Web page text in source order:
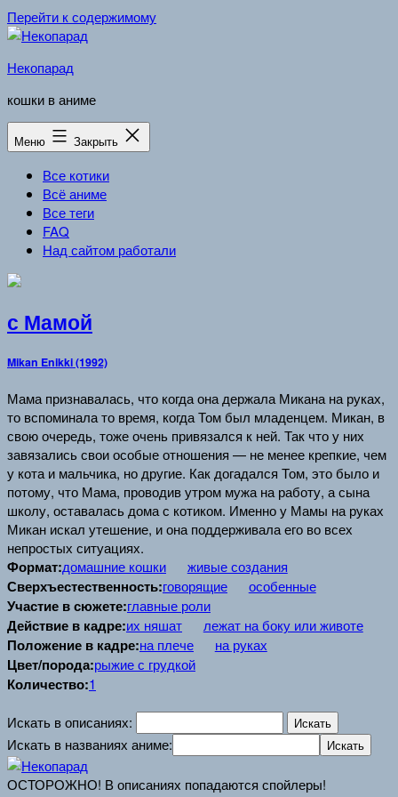
Перейти к содержимому
Некопарад
кошки в аниме
Меню Закрыть
Все котики
Всё аниме
Все теги
FAQ
Над сайтом работали
с Мамой
Mikan Enikki (1992)
Мама признавалась, что когда она держала Микана на руках,
то вспоминала то время, когда Том был младенцем. Микан, в
свою очередь, тоже очень привязался к ней. Так что у них
завязались свои особые отношения — не менее крепкие, чем
у кота и мальчика, но другие. Как догадался Том, это было и
потому, что Мама, проводив утром мужа на работу, а сына
школу, оставалась дома с котиком. Именно у Мамы на руках
Микан искал утешение, и она поддерживала его во всех
непростых ситуациях.
Формат:домашние кошки живые создания
Сверхъестественность:говорящие особенные
Участие в сюжете:главные роли
Действие в кадре:их няшат лежат на боку или животе
Положение в кадре:на плече на руках
Цвет/порода:рыжие с грудкой
Количество:1
Искать в описаниях:
Искать в названиях аниме:
ОСТОРОЖНО! В описаниях попадаются спойлеры!